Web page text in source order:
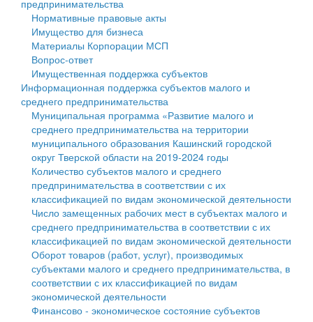
Государственные услуги
Промышленность и АПК
Экономика и бизнес
...
Символика
Устав
Гостям округа
Туризм
Культура
Образование
Здравоохранение
Социальная защита
Фотоальбом
муниципального округа Тверской области
Администрация Кашинского муниципального округа
Тверской области
Управление сельскими территориями
Открытые данные
Работа с обращениями граждан
Муниципальный контроль
Муниципальные услуги
Проекты административных регламентов
Антимонопольный комплаенс
Противодействие коррупции
Финансовое управление
Бюджет для граждан
Имущество
Выявление правообладателей ранее учтенных
объектов недвижимости
Имущественная поддержка субъектов малого и
среднего предпринимательства
Информационная поддержка субъектов малого и
среднего предпринимательства
Муниципальные программы
Контрольно-счетная палата
предпринимательства
Нормативные правовые акты
Имущество для бизнеса
Материалы Корпорации МСП
Вопрос-ответ
Имущественная поддержка субъектов
Информационная поддержка субъектов малого и
среднего предпринимательства
Муниципальная программа «Развитие малого и
среднего предпринимательства на территории
муниципального образования Кашинский городской
округ Тверской области на 2019-2024 годы
Количество субъектов малого и среднего
предпринимательства в соответствии с их
классификацией по видам экономической деятельности
Число замещенных рабочих мест в субъектах малого и
среднего предпринимательства в соответствии с их
классификацией по видам экономической деятельности
Оборот товаров (работ, услуг), производимых
субъектами малого и среднего предпринимательства, в
соответствии с их классификацией по видам
экономической деятельности
Финансово - экономическое состояние субъектов